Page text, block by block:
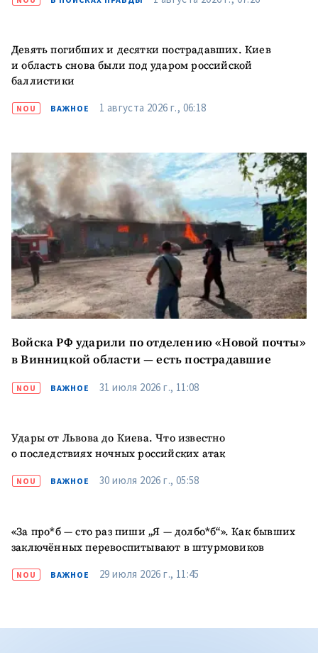
Девять погибших и десятки пострадавших. Киев
и область снова были под ударом российской
баллистики
NOU ВАЖНОЕ 1 августа 2026 г., 06:18
Войска РФ ударили по отделению «Новой почты»
в Винницкой области — есть пострадавшие
NOU ВАЖНОЕ 31 июля 2026 г., 11:08
Удары от Львова до Киева. Что известно
о последствиях ночных российских атак
NOU ВАЖНОЕ 30 июля 2026 г., 05:58
«За про*б — сто раз пиши „Я — долбо*б“». Как бывших
заключённых перевоспитывают в штурмовиков
NOU ВАЖНОЕ 29 июля 2026 г., 11:45